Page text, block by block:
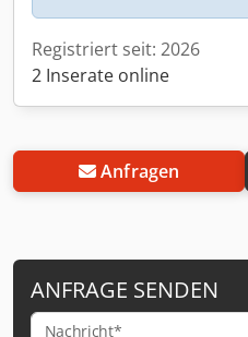
Registriert seit: 2026
2 Inserate online
Anfragen
ANFRAGE SENDEN
Nachricht*